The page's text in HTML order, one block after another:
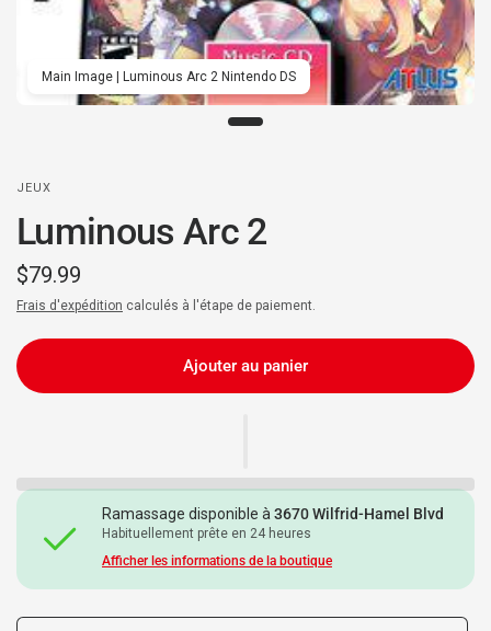
Main Image | Luminous Arc 2 Nintendo DS
JEUX
Luminous Arc 2
$79.99
Frais d'expédition calculés à l'étape de paiement.
Ajouter au panier
Ramassage disponible à3670 Wilfrid-Hamel Blvd
Habituellement prête en 24 heures
Afficher les informations de la boutique